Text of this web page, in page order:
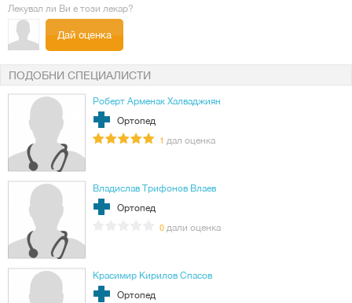
Лекувал ли Ви е този лекар?
Дай оценка
ПОДОБНИ СПЕЦИАЛИСТИ
Роберт Арменак Халваджиян
Ортопед
1 дал оценка
Владислав Трифонов Влаев
Ортопед
0 дали оценка
Красимир Кирилов Спасов
Ортопед